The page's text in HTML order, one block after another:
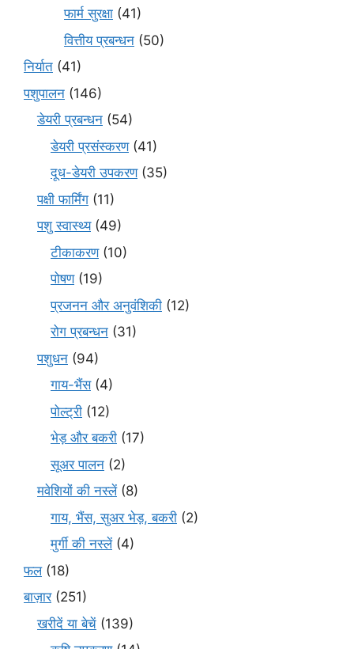
फार्म सुरक्षा (41)
वित्तीय प्रबन्धन (50)
निर्यात (41)
पशुपालन (146)
डेयरी प्रबन्धन (54)
डेयरी प्रसंस्करण(41)
दूध-डेयरी उपकरण(35)
पक्षी फार्मिंग (11)
पशु स्वास्थ्य(49)
टीकाकरण(10)
पोषण(19)
प्रजनन और अनुवंशिकी (12)
रोग प्रबन्धन (31)
पशुधन (94)
गाय-भैंस(4)
पोल्ट्री (12)
भेड़ और बकरी (17)
सूअर पालन (2)
मवेशियों की नस्लें(8)
गाय, भैंस, सुअर भेड़, बकरी (2)
मुर्गी की नस्लें(4)
फल(18)
बाज़ार(251)
खरीदें या बेचें (139)